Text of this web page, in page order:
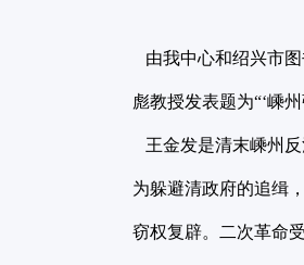
由我中心和绍兴市
彪教授发表题为“‘嵊
王金发是清末嵊州
为躲避清政府的追缉
窃权复辟。二次革命